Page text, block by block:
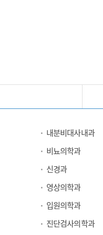
내분비대사내과
비뇨의학과
신경과
영상의학과
입원의학과
진단검사의학과